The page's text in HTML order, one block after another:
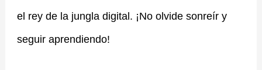
el rey de la jungla digital. ¡No olvide sonreír y
seguir aprendiendo!